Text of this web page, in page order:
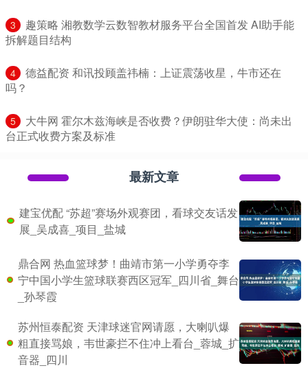
3
​趣策略 湘教数学云数智教材服务平台全国首发 AI助手能
拆解题目结构
4
​德益配资 和讯投顾盖祎楠：上证震荡收星，牛市还在
吗？
5
​大牛网 霍尔木兹海峡是否收费？伊朗驻华大使：尚未出
台正式收费方案及标准
最新文章
建宝优配 “苏超”赛场外观赛团，看球交友话发
展_吴成喜_项目_盐城
鼎合网 热血篮球梦！曲靖市第一小学勇夺李
宁中国小学生篮球联赛西区冠军_四川省_舞台
_孙琴霞
苏州恒泰配资 天津球迷官网请愿，大喇叭爆
粗直接骂娘，韦世豪拦不住冲上看台_蓉城_扩
音器_四川